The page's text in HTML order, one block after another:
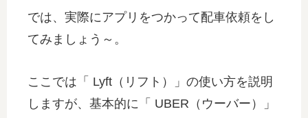
では、実際にアプリをつかって配車依頼をし
てみましょう～。
ここでは「 Lyft（リフト）」の使い方を説明
しますが、基本的に「 UBER（ウーバー）」